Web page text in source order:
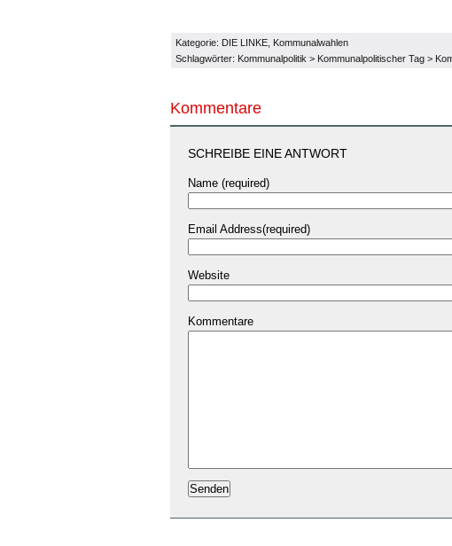
Kategorie: DIE LINKE Kommunalwahlen
Schlagwörter: Kommunalpolitik > Kommunalpolitischer Tag >
Kommentare
SCHREIBE EINE ANTWORT
Name (required)
Email Address(required)
Website
Kommentare